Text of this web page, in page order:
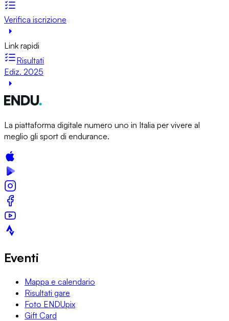
Verifica iscrizione
Link rapidi
Risultati
Ediz. 2025
La piattaforma digitale numero uno in Italia per vivere al
meglio gli sport di endurance.
Eventi
Mappa e calendario
Risultati gare
Foto ENDUpix
Gift Card